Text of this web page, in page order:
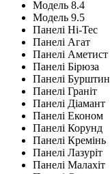
Модель 8.4
Модель 9.5
Панелі Hi-Tec
Панелі Агат
Панелі Аметист
Панелі Бірюза
Панелі Бурштин
Панелі Граніт
Панелі Діамант
Панелі Економ
Панелі Корунд
Панелі Кремінь
Панелі Лазуріт
Панелі Малахіт